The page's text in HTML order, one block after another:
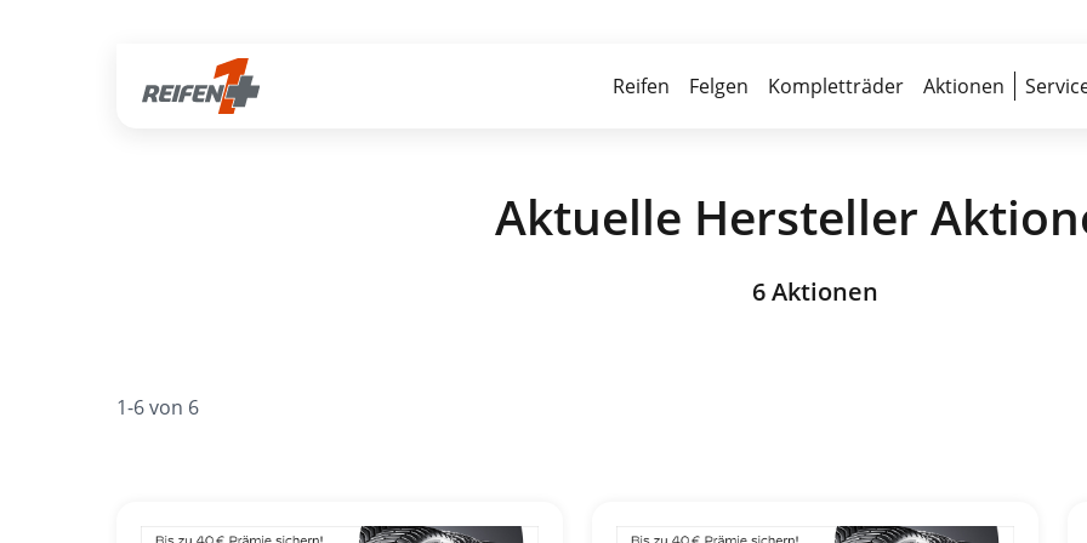
Reifen Felgen Kompletträder Aktionen
Aktuelle Hersteller
6 Aktionen
1-6 von 6